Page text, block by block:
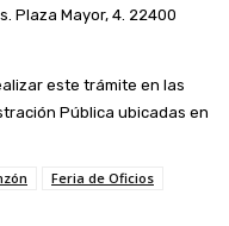
Plaza Mayor, 4. 22400
este trámite en las
Pública ubicadas en
Feria de Oficios